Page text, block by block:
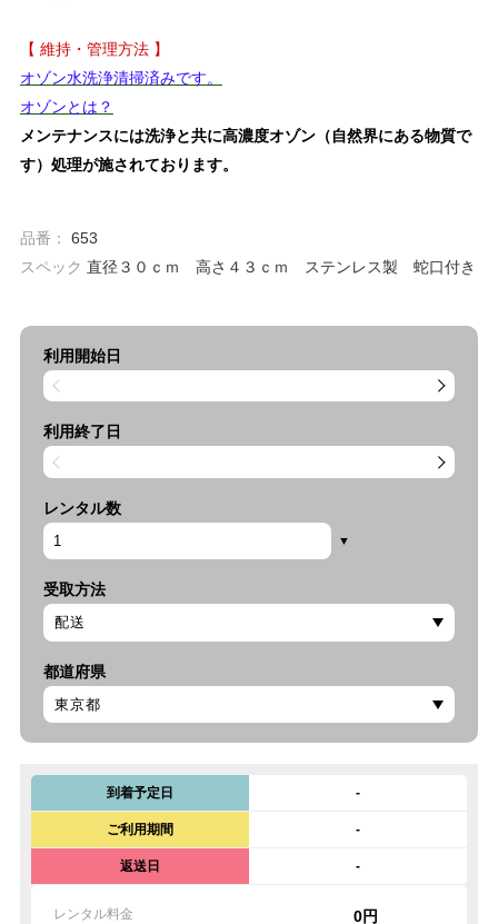
【 維持・管理方法 】
オゾン水洗浄清掃済みです。
オゾンとは？
メンテナンスには洗浄と共に高濃度オゾン（自然界にある物質で
す）処理が施されております。
品番：
653
スペック 直径３０ｃｍ 高さ４３ｃｍ ステンレス製 蛇口付き
利用開始日
利用終了日
レンタル数
受取方法
都道府県
到着予定日 -
ご利用期間 -
返送日 -
レンタル料金 0円